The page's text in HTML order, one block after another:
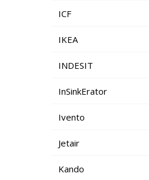
ICF
IKEA
INDESIT
InSinkErator
Ivento
Jetair
Kando